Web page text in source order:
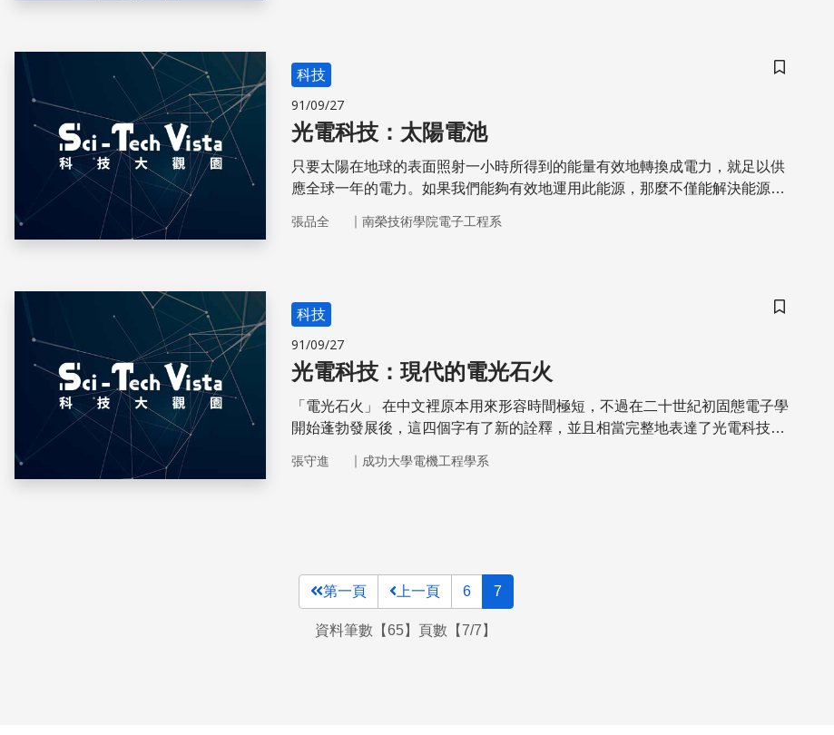
儲存書籤
科技
91/09/27
光電科技：太陽電池
只要太陽在地球的表面照射一小時所得到的能量有效地轉換成電力，就足以供
應全球一年的電力。如果我們能夠有效地運用此能源，那麼不僅能解決能源問
張品全 ｜ 南榮技術學院電子工程系
儲存書籤
科技
91/09/27
光電科技：現代的電光石火
「電光石火」 在中文裡原本用來形容時間極短，不過在二十世紀初固態電子學
開始蓬勃發展後，這四個字有了新的詮釋，並且相當完整地表達了光電科技的
張守進 ｜ 成功大學電機工程學系
第一頁 上一頁 6 7
資料筆數【65】頁數【7/7】